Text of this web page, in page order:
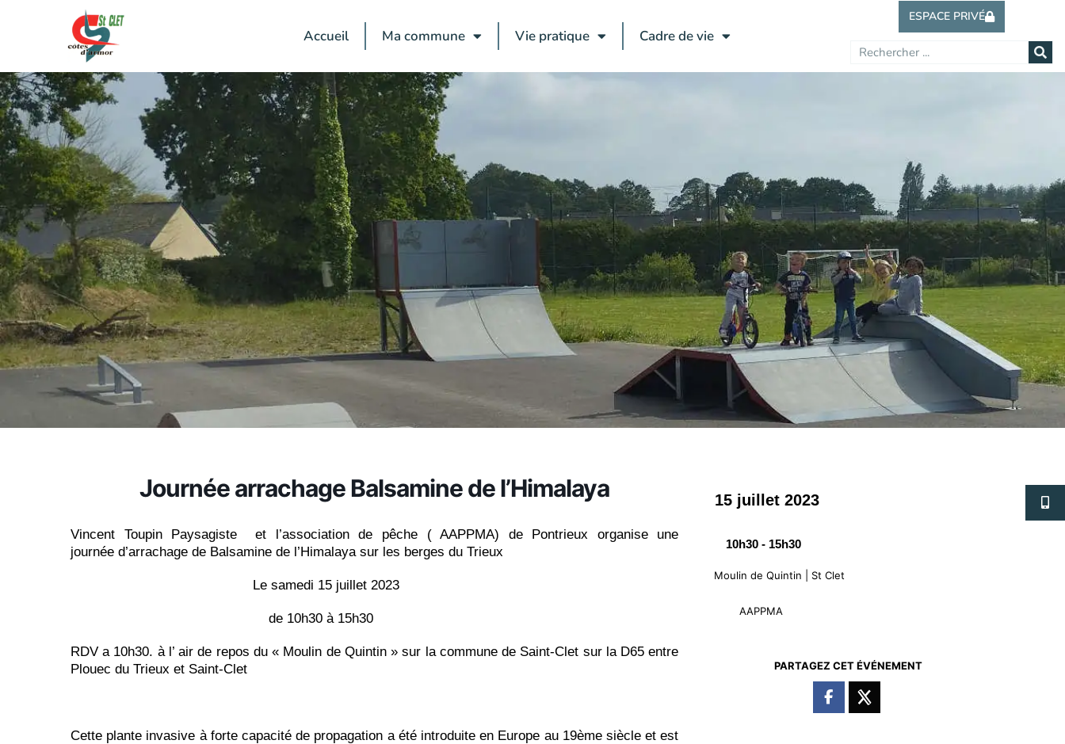
Accueil Ma commune Vie pratique Cadre de vie
ESPACE PRIVÉ
Journée arrachage Balsamine de l’Himalaya
Vincent Toupin Paysagiste et l’association de pêche ( AAPPMA) de Pontrieux organise une
journée d’arrachage de Balsamine de l’Himalaya sur les berges du Trieux
Le samedi 15 juillet 2023
de 10h30 à 15h30
RDV a 10h30. à l’ air de repos du « Moulin de Quintin » sur la commune de Saint-Clet sur la D65 entre
Plouec du Trieux et Saint-Clet
Cette plante invasive à forte capacité de propagation a été introduite en Europe au 19ème siècle et est
15 juillet 2023
10h30 - 15h30
Moulin de Quintin | St Clet
AAPPMA
PARTAGEZ CET ÉVÉNEMENT